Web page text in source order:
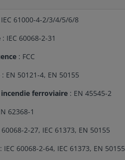
IEC 61000-4-2/3/4/5/6/8
: IEC 60068-2-31
: FCC
: EN 50121-4, EN 50155
ferroviaire : EN 45545-2
62368-1
60068-2-27, IEC 61373, EN 50155
: IEC 60068-2-64, IEC 61373, EN 50155